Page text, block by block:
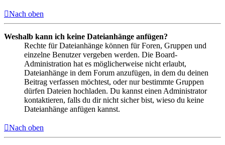
Nach oben
Weshalb kann ich keine Dateianhänge anfügen?
Rechte für Dateianhänge können für Foren, Gruppen und
einzelne Benutzer vergeben werden. Die Board-
Administration hat es möglicherweise nicht erlaubt,
Dateianhänge in dem Forum anzufügen, in dem du deinen
Beitrag verfassen möchtest, oder nur bestimmte Gruppen
dürfen Dateien hochladen. Du kannst einen Administrator
kontaktieren, falls du dir nicht sicher bist, wieso du keine
Dateianhänge anfügen kannst.
Nach oben